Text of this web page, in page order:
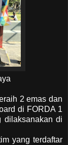
2 emas dan
di FORDA 1
dilaksanakan di
yang terdaftar